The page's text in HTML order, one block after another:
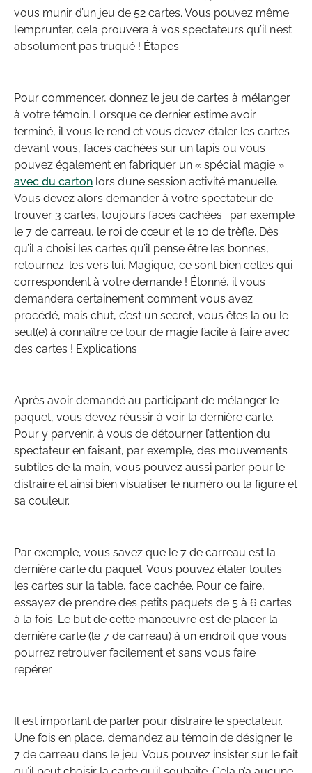
vous munir d’un jeu de 52 cartes. Vous pouvez même
l’emprunter, cela prouvera à vos spectateurs qu’il n’est
absolument pas truqué ! Étapes
Pour commencer, donnez le jeu de cartes à mélanger
à votre témoin. Lorsque ce dernier estime avoir
terminé, il vous le rend et vous devez étaler les cartes
devant vous, faces cachées sur un tapis ou vous
pouvez également en fabriquer un « spécial magie »
avec du carton lors d’une session activité manuelle.
Vous devez alors demander à votre spectateur de
trouver 3 cartes, toujours faces cachées : par exemple
le 7 de carreau, le roi de cœur et le 10 de trèfle. Dès
qu’il a choisi les cartes qu’il pense être les bonnes,
retournez-les vers lui. Magique, ce sont bien celles qui
correspondent à votre demande ! Étonné, il vous
demandera certainement comment vous avez
procédé, mais chut, c’est un secret, vous êtes la ou le
seul(e) à connaître ce tour de magie facile à faire avec
des cartes ! Explications
Après avoir demandé au participant de mélanger le
paquet, vous devez réussir à voir la dernière carte.
Pour y parvenir, à vous de détourner l’attention du
spectateur en faisant, par exemple, des mouvements
subtiles de la main, vous pouvez aussi parler pour le
distraire et ainsi bien visualiser le numéro ou la figure et
sa couleur.
Par exemple, vous savez que le 7 de carreau est la
dernière carte du paquet. Vous pouvez étaler toutes
les cartes sur la table, face cachée. Pour ce faire,
essayez de prendre des petits paquets de 5 à 6 cartes
à la fois. Le but de cette manœuvre est de placer la
dernière carte (le 7 de carreau) à un endroit que vous
pourrez retrouver facilement et sans vous faire
repérer.
Il est important de parler pour distraire le spectateur.
Une fois en place, demandez au témoin de désigner le
7 de carreau dans le jeu. Vous pouvez insister sur le fait